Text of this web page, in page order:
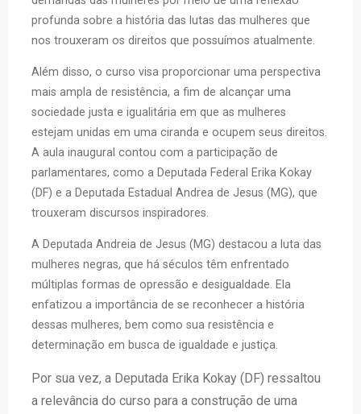
profunda sobre a história das lutas das mulheres que
nos trouxeram os direitos que possuímos atualmente.
Além disso, o curso visa proporcionar uma perspectiva
mais ampla de resistência, a fim de alcançar uma
sociedade justa e igualitária em que as mulheres
estejam unidas em uma ciranda e ocupem seus direitos.
A aula inaugural contou com a participação de
parlamentares, como a Deputada Federal Erika Kokay
(DF) e a Deputada Estadual Andrea de Jesus (MG), que
trouxeram discursos inspiradores.
A Deputada Andreia de Jesus (MG) destacou a luta das
mulheres negras, que há séculos têm enfrentado
múltiplas formas de opressão e desigualdade. Ela
enfatizou a importância de se reconhecer a história
dessas mulheres, bem como sua resistência e
determinação em busca de igualdade e justiça.
Por sua vez, a Deputada Erika Kokay (DF) ressaltou
a relevância do curso para a construção de uma